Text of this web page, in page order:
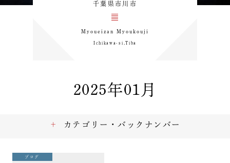
千葉県市川市
Myoueizan Myoukouji
Ichikawa-si,Tiba
2025年01月
ブログ
カテゴリー・バックナンバー